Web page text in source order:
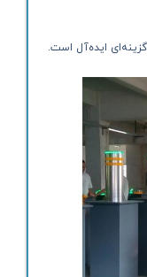
ایده‌آل است.